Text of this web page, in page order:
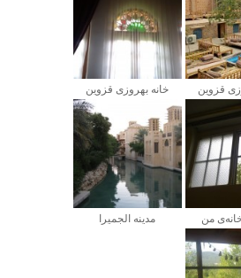
قزوین خانه بهروزی قزوین
من مدینه الجمیرا